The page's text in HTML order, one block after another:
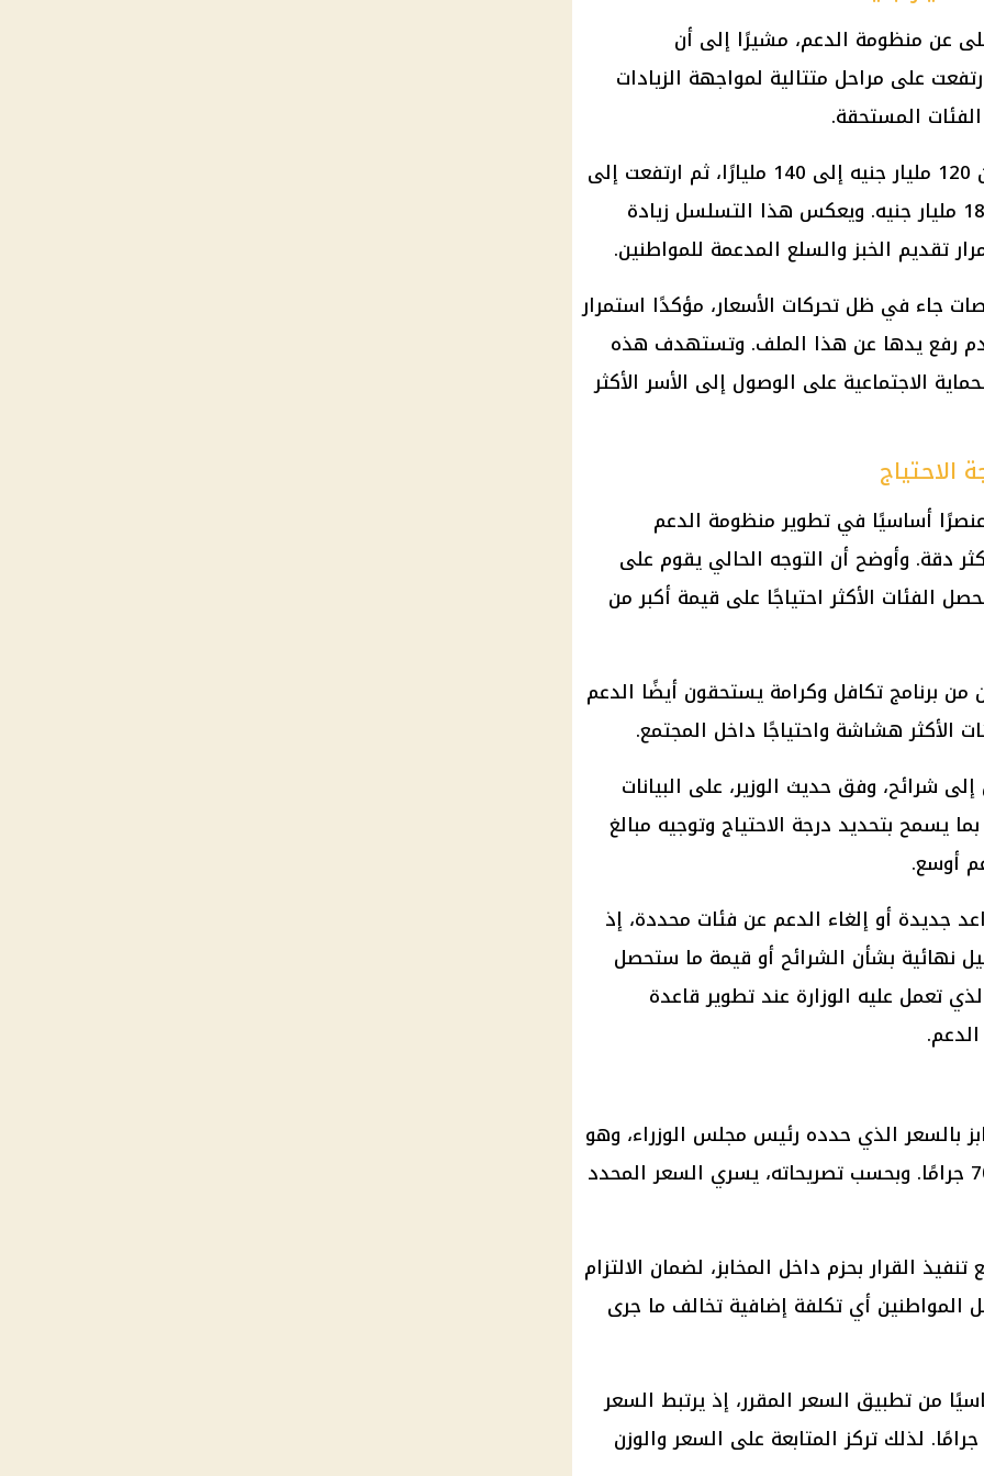
عن منظومة الدعم، مشيرًا إلى أن
على مراحل متتالية لمواجهة الزيادات
المستحقة.
وأوضح أن مخصصات الدعم زادت من 120 مليار جنيه إلى 140 مليارًا، ثم ارتفعت إلى
160 مليارًا، قبل أن تصل إلى نحو 180 مليار جنيه. ويعكس هذا التسلسل زيادة
تقديم الخبز والسلع المدعمة للمواطنين.
جاء في ظل تحركات الأسعار، مؤكدًا استمرار
رفع يدها عن هذا الملف. وتستهدف هذه
الاجتماعية على الوصول إلى الأسر الأكثر
أساسيًا في تطويرمنظومة الدعم
دقة. وأوضح أن التوجه الحالي يقوم على
الفئات الأكثر احتياجًا على قيمة أكبر من
تكافل وكرامة يستحقون أيضًا الدعم
الأكثر هشاشة واحتياجًا داخل المجتمع.
شرائح، وفق حديث الوزير، على البيانات
يسمح بتحديد درجة الاحتياج وتوجيه مبالغ
أوسع.
جديدة أو إلغاء الدعم عن فئات محددة، إذ
نهائية بشأن الشرائح أو قيمة ما ستحصل
تعمل عليه الوزارة عند تطوير قاعدة
بالسعر الذي حدده رئيس مجلس الوزراء، وهو
150 قرشًا للرغيف الذي يبلغ وزنه 70 جرامًا. وبحسب تصريحاته، يسري السعر المحدد
القرار بحزم داخل المخابز، لضمان الالتزام
المواطنين أي تكلفة إضافية تخالف ما جرى
من تطبيق السعر المقرر، إذ يرتبط السعر
المعلن مباشرة برغيف يبلغ وزنه 70 جرامًا. لذلك تركز المتابعة على السعر والوزن